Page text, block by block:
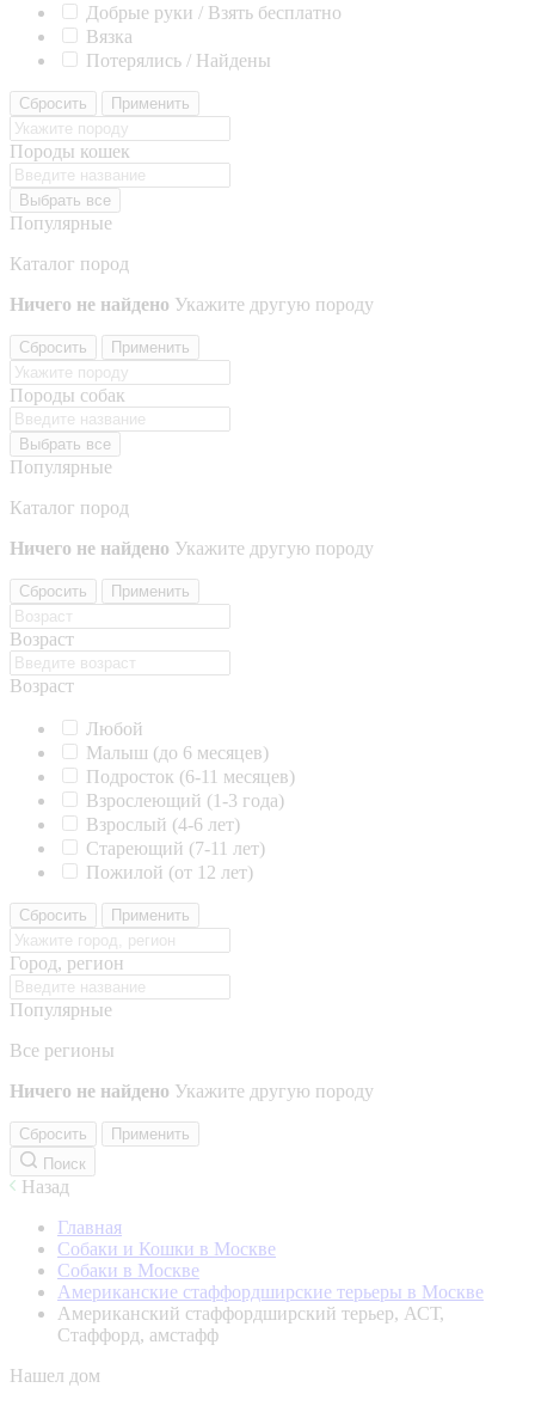
Добрые руки / Взять бесплатно
Вязка
Потерялись / Найдены
Сбросить Применить
Породы кошек
Выбрать все
Популярные
Каталог пород
Ничего не найдено Укажите другую породу
Сбросить Применить
Породы собак
Выбрать все
Популярные
Каталог пород
Ничего не найдено Укажите другую породу
Сбросить Применить
Возраст
Возраст
Любой
Малыш (до 6 месяцев)
Подросток (6-11 месяцев)
Взрослеющий (1-3 года)
Взрослый (4-6 лет)
Стареющий (7-11 лет)
Пожилой (от 12 лет)
Сбросить Применить
Город, регион
Популярные
Все регионы
Ничего не найдено Укажите другую породу
Сбросить
Применить
Поиск
Назад
Главная
Собаки и Кошки в Москве
Собаки в Москве
Американские стаффордширские терьеры в Москве
Американский стаффордширский терьер, АСТ,
Стаффорд, амстафф
Нашел дом